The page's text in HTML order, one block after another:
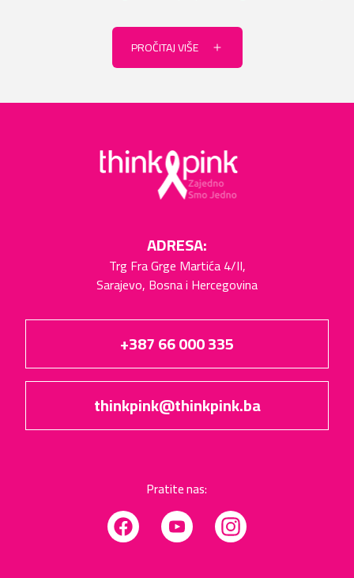
PROČITAJ VIŠE
ADRESA:
Trg Fra Grge Martića 4/II,
Sarajevo, Bosna i Hercegovina
+387 66 000 335
thinkpink@thinkpink.ba
Pratite nas:
FacebookYouTube Instagram